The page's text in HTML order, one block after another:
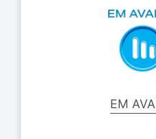
EM